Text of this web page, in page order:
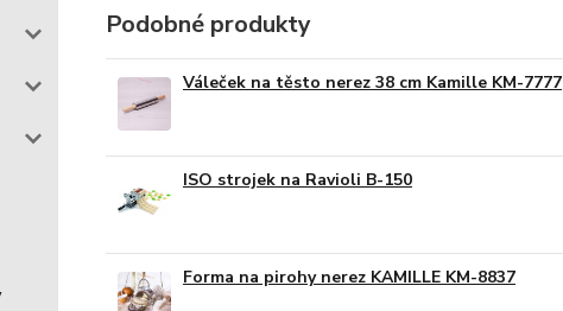
Podobné produkty
Váleček na těsto nerez 38 cm Kamille KM-7777
ISO strojek na Ravioli B-150
Forma na pirohy nerez KAMILLE KM-8837